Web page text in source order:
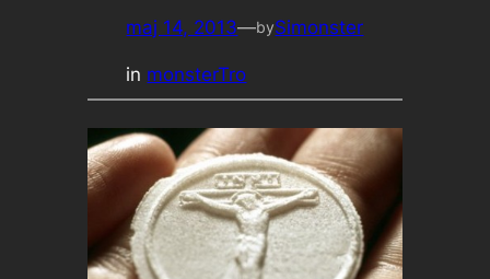
maj 14, 2013—bySimonster
in monsterTro